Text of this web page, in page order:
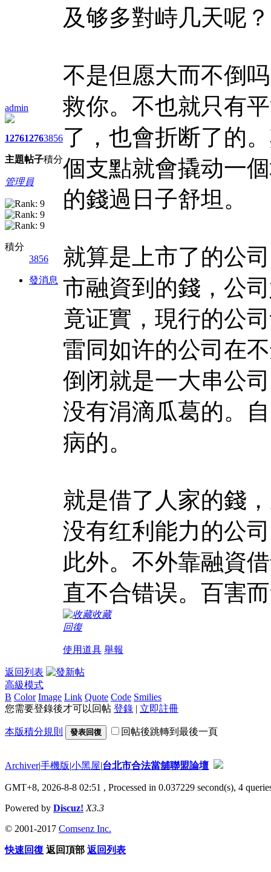
admin
1276
主題
1276
帖子
3856
積分
管理員
積分
3856
發消息
及够多對峙几天呢？
不是但愿大而不倒
救你。不也就只有
了，也會折断了的
個支點就會撬动一
的錢過日子舒坦。
就算是上市了的公
市融資到的錢，公司
竟证實，現行的公
雷同如许的公司在
倒闭就是一大串公
没有涓滴瓜葛的。
病的。
就是借了人家的錢
没有红利能力的公
此外。不外靠融資
直不合错误。百害
收藏
回復
使用道具 舉報
返回列表
高級模式
B Color Image Link Quote Code Smilies
您需要登錄後才可以回帖 登錄 | 立即註冊
本版積分規則 發表回復 回帖後跳轉到最後一頁
Archiver|手機版|小黑屋|台北市合法當舖聯盟論壇
GMT+8, 2026-8-8 02:51 , Processed in 0.037229 second(s), 4
Powered by Discuz! X3.3
© 2001-2017 Comsenz Inc.
快速回復 返回頂部 返回列表